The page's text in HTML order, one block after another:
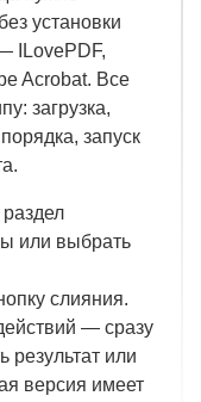
установки
ILovePDF,
Acrobat. Все
загрузка,
запуск
или выбрать
слияния.
— сразу
результат или
версия имеет